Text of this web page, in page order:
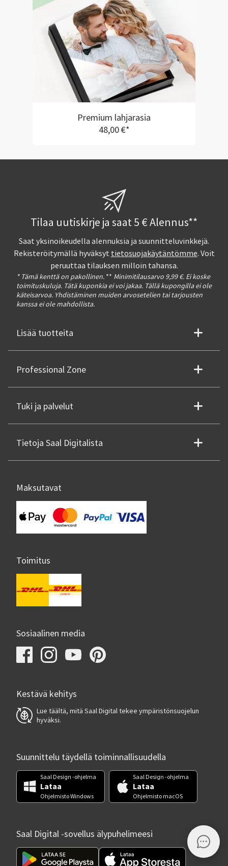
Premium lahjarasia
48,00 €*
Tilaa uutiskirje ja saat 5 € Alennus**
Saat yksinoikeudella alennuksia ja suunnitteluvinkkejä.
Rekisteröitymällä hyväksyt tietosuojakäytäntömme. Voit
peruuttaa tilauksen milloin tahansa.
* Tämä kenttä on pakollinen. ** Minimitilausarvo 9,99 €. Ei koske
toimituskuluja. Tätä kuponkia ei voi jakaa. Tällä kupongilla ei ole
käteisarvoa. Yhdistäminen muiden arvosetelien tai tarjousten
kanssa ei ole mahdollista.
Lisää tuotteita
Professional Zone
Tuki ja palvelut
Tietoja Saal Digitalista
Maksutavat
Toimitus
Sosiaalinen media
Kestävä kehitys
Lue täältä, mitä Saal Digital tekee ympäristönsuojelun
hyväksi.
Suunnittelu täydellä toiminnallisuudella
Saal Design -ohjelma
Lataa
Ohjelmisto Windows
Saal Design -ohjelma
Lataa
Ohjelmisto macOS
Saal Digital -sovellus älypuhelimeesi